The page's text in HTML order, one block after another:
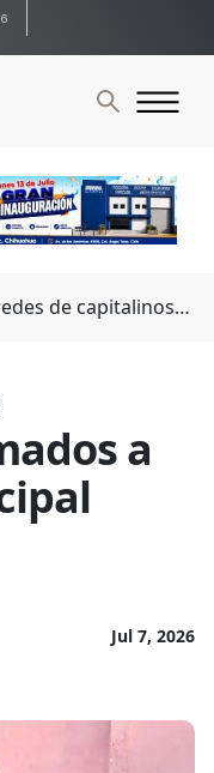
de capitalinos
a
Jul 7, 2026